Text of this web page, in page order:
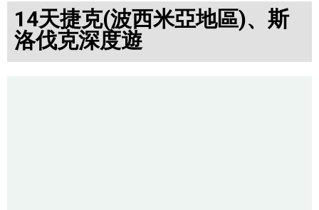
14天捷克(波西米亞地區)、斯
洛伐克深度遊